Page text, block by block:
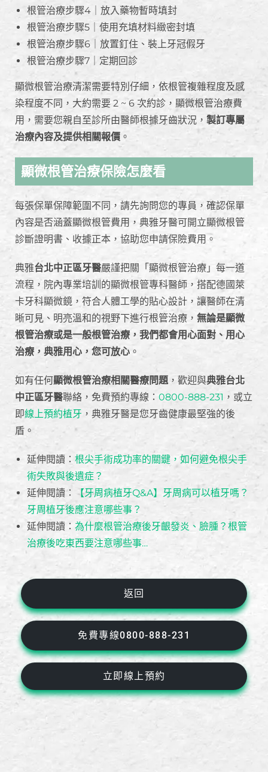
根管治療步驟4｜放入藥物暫時填封
根管治療步驟5｜使用充填材料緻密封填
根管治療步驟6｜放置釘住、裝上牙冠假牙
根管治療步驟7｜定期回診
顯微根管治療清潔需要特別仔細，依根管複雜程度及感
染程度不同，大約需要 2 ~ 6 次約診，顯微根管治療費
用，需要您親自至診所由醫師根據牙齒狀況， 製訂專屬
治療內容及提供相關報價 。
顯微根管治療保險怎麼看
每張保單保障範圍不同，請先詢問您的專員，確認保單
內容是否涵蓋顯微根管費用，典雅牙醫可開立顯微根管
診斷證明書、收據正本，協助您申請保險費用。
典雅台北中正區牙醫嚴謹把關「顯微根管治療」每一道
流程，院內專業培訓的顯微根管專科醫師，搭配德國萊
卡牙科顯微鏡，符合人體工學的貼心設計，讓醫師在清
晰可見、明亮溫和的視野下進行根管治療， 無論是顯微
根管治療或是一般根管治療，我們都會用心面對、用心
治療，典雅用心，您可放心 。
如有任何顯微根管治療相關醫療問題，歡迎與典雅台北
中正區牙醫聯絡，免費預約專線： 0800-888-231 ，或立
即線上預約植牙 ，典雅牙醫是您牙齒健康最堅強的後
盾。
延伸閱讀： 根尖手術成功率的關鍵，如何避免根尖手
術失敗與後遺症？
延伸閱讀：
【牙周病植牙Q&A】牙周病可以植牙嗎？
牙周植牙後應注意哪些事？
延伸閱讀： 為什麼根管治療後牙齦發炎、臉腫？根管
治療後吃東西要注意哪些事…
返回
免費專線0800-888-231
立即線上預約